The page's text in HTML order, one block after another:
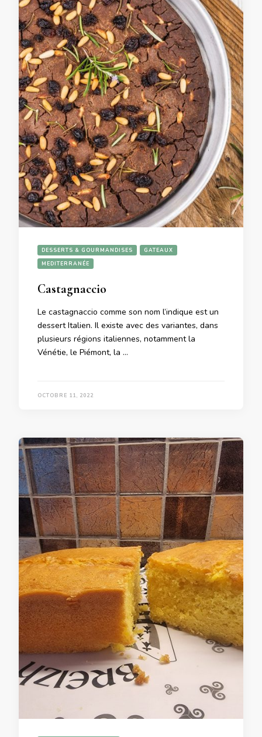
DESSERTS & GOURMANDISES
GATEAUX
MEDITERRANÉE
Castagnaccio
Le castagnaccio comme son nom l’indique est un
dessert Italien. Il existe avec des variantes, dans
plusieurs régions italiennes, notamment la
Vénétie, le Piémont, la …
OCTOBRE 11, 2022